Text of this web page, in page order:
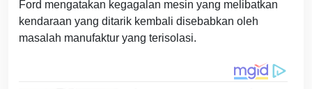
Ford mengatakan kegagalan mesin yang melibatkan
kendaraan yang ditarik kembali disebabkan oleh
masalah manufaktur yang terisolasi.